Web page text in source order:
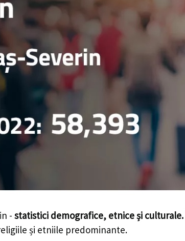
- statistici demografice, etnice și culturale.
și etniile predominante.